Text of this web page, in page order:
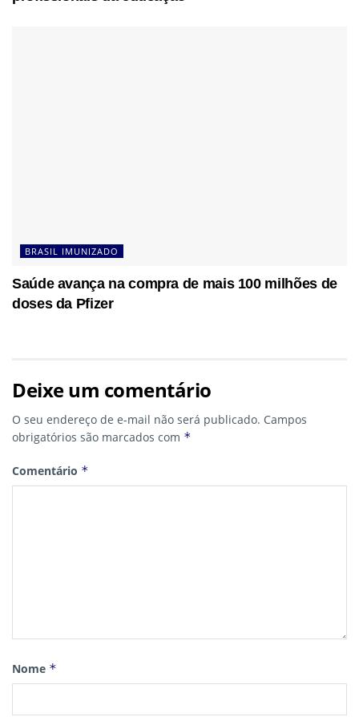
BRASIL IMUNIZADO
Saúde avança na compra de mais 100 milhões de
doses da Pfizer
Deixe um comentário
O seu endereço de e-mail não será publicado. Campos
obrigatórios são marcados com *
Comentário *
Nome *